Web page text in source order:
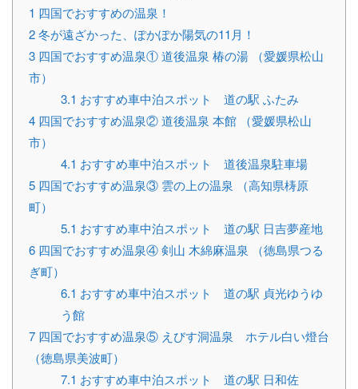
1 四国でおすすめの温泉！
2冬が遠ざかった、ぽかぽか陽気の11月！
3 四国でおすすめ温泉① 道後温泉 椿の湯 （愛媛県松山
市）
3.1 おすすめ車中泊スポット 道の駅 ふたみ
4 四国でおすすめ温泉② 道後温泉 本館 （愛媛県松山
市）
4.1 おすすめ車中泊スポット 道後温泉駐車場
5 四国でおすすめ温泉③ 雲の上の温泉 （高知県梼原
町）
5.1 おすすめ車中泊スポット 道の駅 日吉夢産地
6 四国でおすすめ温泉④ 剣山 木綿麻温泉 （徳島県つる
ぎ町）
6.1 おすすめ車中泊スポット 道の駅 貞光ゆうゆ
う館
7 四国でおすすめ温泉⑤ えびす洞温泉 ホテル白い燈台
（徳島県美波町）
7.1 おすすめ車中泊スポット 道の駅 日和佐